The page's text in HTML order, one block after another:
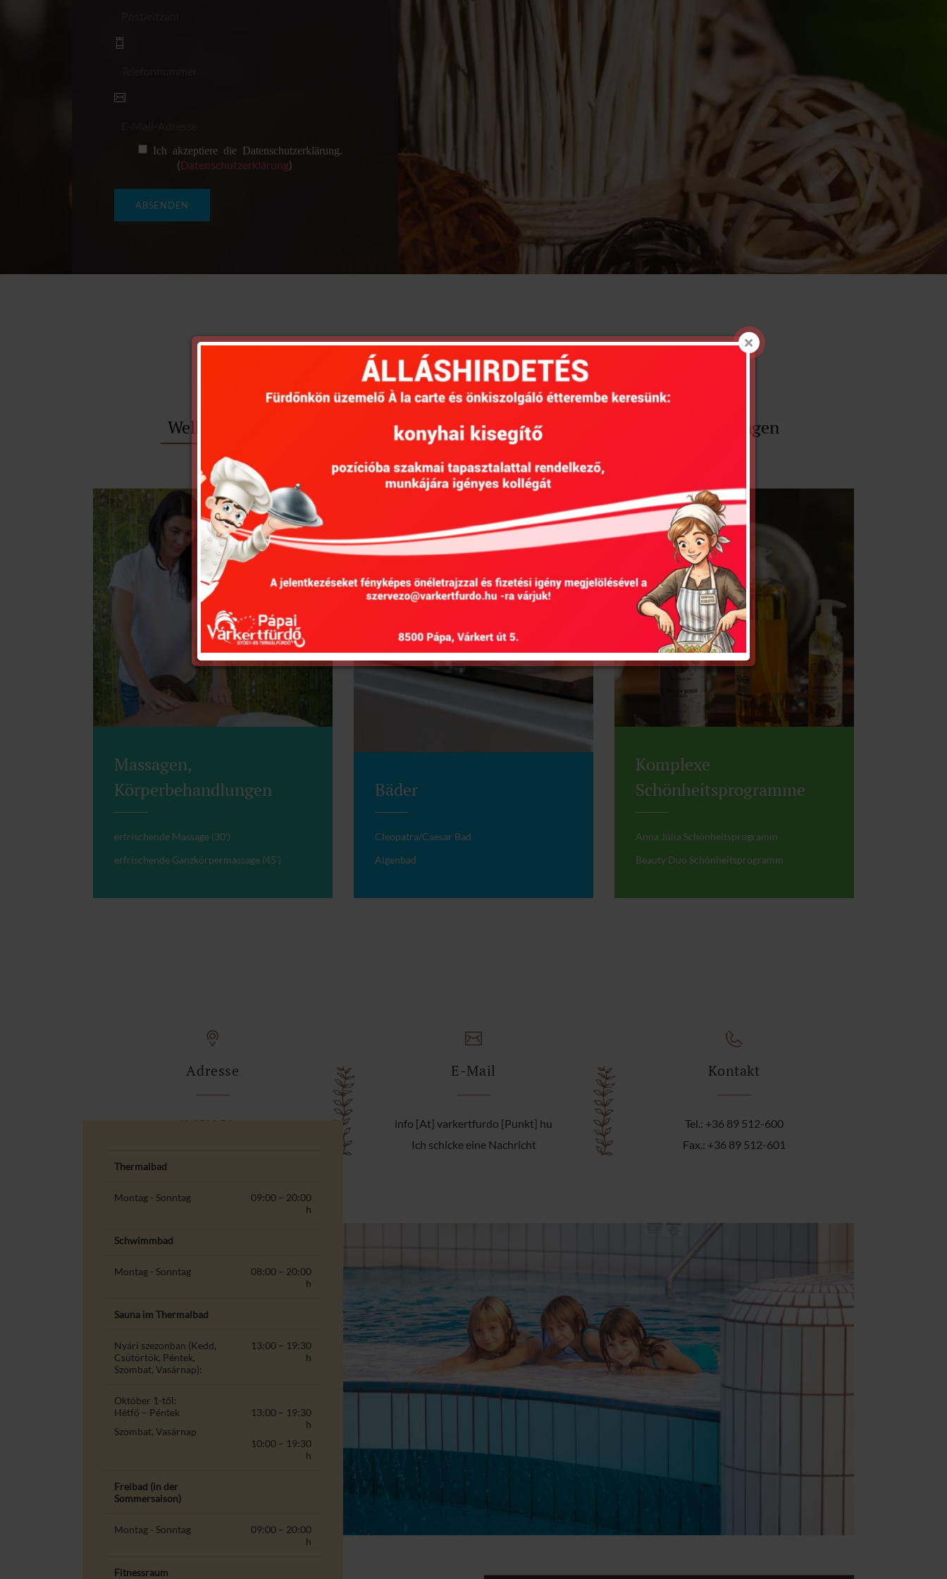
Ich akzeptiere die Datenschutzerklärung.
(Datenschutzerklärung)
Beliebte Dienstleistungen
Wellnessbehandlungen Heiltherapien von NEAK unterstützte Behandlungen
Massagen,
Körperbehandlungen
erfrischende Massage (30')
erfrischende Ganzkörpermassage (45')
Bäder
Cleopatra/Caesar Bad
Algenbad
Komplexe
Schönheitsprogramme
Anna Júlia Schönheitsprogramm
Beauty Duo Schönheitsprogramm
Adresse
H-8500 Pápa,
E-Mail
info [At] varkertfurdo [Punkt] hu
Ich schicke eine Nachricht
Kontakt
Tel.: +36 89 512-600
Fax.: +36 89 512-601
Thermalbad
Montag - Sonntag
09:00 – 20:00
h
Schwimmbad
Montag - Sonntag
08:00 – 20:00
h
Sauna im Thermalbad
Nyári szezonban (Kedd,
Csütörtök, Péntek,
Szombat, Vasárnap):
13:00 – 19:30
h
Október 1-től:
Hétfő – Péntek
Szombat, Vasárnap
13:00 – 19:30
h
10:00 – 19:30
h
Freibad (in der
Sommersaison)
Montag - Sonntag
09:00 – 20:00
h
Fitnessraum